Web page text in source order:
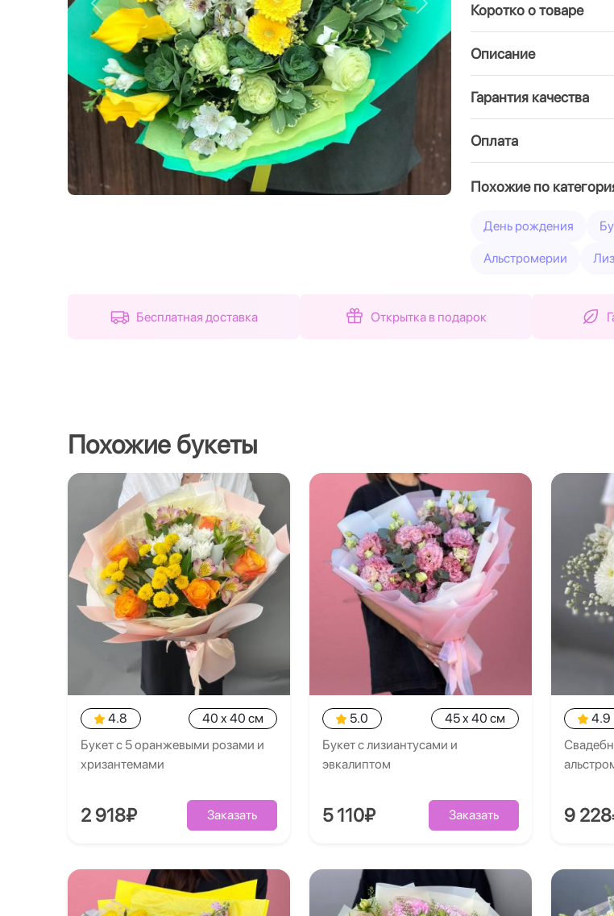
Назад Вперед Коротко о товаре
Описание
Гарантия качества
Оплата
Похожие по
День рождения
Альстромерии
Бесплатная доставка Открытка в подарок
Похожие букеты
4.8
40 x 40 см
Букет с 5 оранжевыми розами и
хризантемами
2 918₽ Заказать
5.0
45 x 40 см
Букет с лизиантусами и
эвкалиптом
5 110₽ Заказать
4.9
9